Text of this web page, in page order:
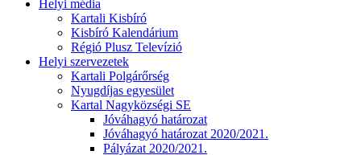
Helyi média
Kartali Kisbíró
Kisbíró Kalendárium
Régió Plusz Televízió
Helyi szervezetek
Kartali Polgárőrség
Nyugdíjas egyesület
Kartal Nagyközségi SE
Jóváhagyó határozat
Jóváhagyó határozat 2020/2021.
Pályázat 2020/2021.